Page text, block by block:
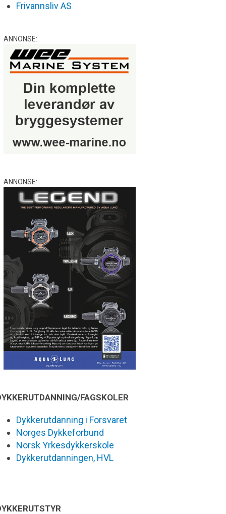
Frivannsliv AS
ANNONSE:
ANNONSE:
FAGSKOLER
Dykkerutdanning i Forsvaret
Norges Dykkeforbund
Norsk Yrkesdykkerskole
Dykkerutdanningen, HVL